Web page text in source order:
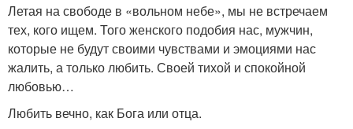
Летая на свободе в «вольном небе», мы не встречаем
тех, кого ищем. Того женского подобия нас, мужчин,
которые не будут своими чувствами и эмоциями нас
жалить, а только любить. Своей тихой и спокойной
любовью…
Любить вечно, как Бога или отца.